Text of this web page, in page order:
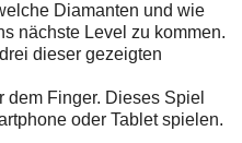
Diamanten und wie
nächste Level zu kommen.
dieser gezeigten
dem Finger. Dieses Spiel
oder Tablet spielen.